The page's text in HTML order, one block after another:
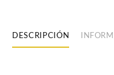
DESCRIPCIÓN